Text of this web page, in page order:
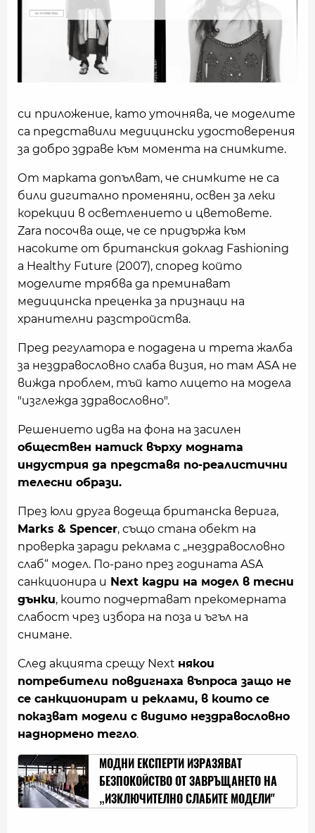
си приложение, като уточнява, че моделите
са представили медицински удостоверения
за добро здраве към момента на снимките.
От марката допълват, че снимките не са
били дигитално променяни, освен за леки
корекции в осветлението и цветовете.
Zara посочва още, че се придържа към
насоките от британския доклад Fashioning
a Healthy Future (2007), според който
моделите трябва да преминават
медицинска преценка за признаци на
хранителни разстройства.
Пред регулатора е подадена и трета жалба
за нездравословно слаба визия, но там ASA не
вижда проблем, тъй като лицето на модела
"изглежда здравословно".
Решението идва на фона на засилен
обществен натиск върху модната
индустрия да представя по-реалистични
телесни образи.
През юли друга водеща британска верига,
Marks & Spencer, също стана обект на
проверка заради реклама с „нездравословно
слаб“ модел. По-рано през годината ASA
санкционира и Next кадри на модел в тесни
дънки, които подчертават прекомерната
слабост чрез избора на поза и ъгъл на
снимане.
След акцията срещу Next някои
потребители повдигнаха въпроса защо не
се санкционират и реклами, в които се
показват модели с видимо нездравословно
наднормено тегло.
МОДНИ ЕКСПЕРТИ ИЗРАЗЯВАТ
БЕЗПОКОЙСТВО ОТ ЗАВРЪЩАНЕТО НА
„ИЗКЛЮЧИТЕЛНО СЛАБИТЕ МОДЕЛИ"